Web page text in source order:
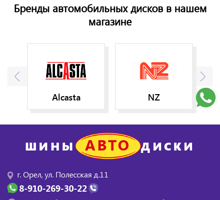
Бренды автомобильных дисков в нашем
магазине
Alcasta NZ
ШИНЫ АВТО ДИСКИ
г. Орел, ул. Полесская д.11
8-910-269-30-22